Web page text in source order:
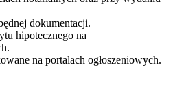
dokumentacji.
hipotecznego na
na portalach ogłoszeniowych.